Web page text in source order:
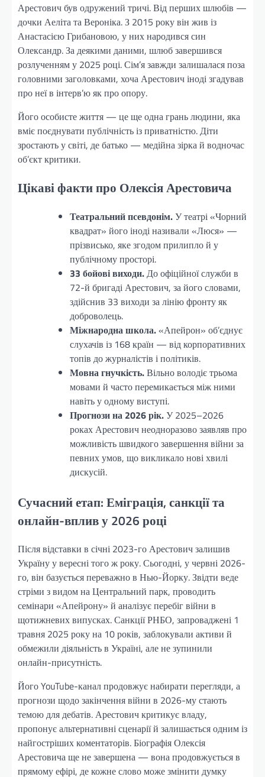
Арестович був одружений тричі. Від перших шлюбів —
дочки Аеліта та Вероніка. З 2015 року він жив із
Анастасією Грибановою, у них народився син
Олександр. За деякими даними, шлюб завершився
розлученням у 2025 році. Сім’я завжди залишалася поза
головними заголовками, хоча Арестович іноді згадував
про неї в інтерв’ю як про опору.
Його особисте життя — це ще одна грань людини, яка
вміє поєднувати публічність із приватністю. Діти
зростають у світі, де батько — медійна зірка й водночас
об’єкт критики.
Цікаві факти про Олексія Арестовича
Театральний псевдонім.У театрі «Чорний
квадрат» його іноді називали «Люся» —
прізвисько, яке згодом прилипло й у
публічному просторі.
33 бойові виходи.До офіційної служби в
72-й бригаді Арестович, за його словами,
здійснив 33 виходи за лінію фронту як
доброволець.
Міжнародна школа.«Апейрон» об’єднує
слухачів із 168 країн — від корпоративних
топів до журналістів і політиків.
Мовна гнучкість.Вільно володіє трьома
мовами й часто перемикається між ними
навіть у одному виступі.
Прогнози на 2026 рік.У 2025–2026
роках Арестович неодноразово заявляв про
можливість швидкого завершення війни за
певних умов, що викликало нові хвилі
дискусій.
Сучасний етап: Еміграція, санкції та
онлайн-вплив у 2026 році
Після відставки в січні 2023-го Арестович залишив
Україну у вересні того ж року. Сьогодні, у червні 2026-
го, він базується переважно в Нью-Йорку. Звідти веде
стріми з видом на Центральний парк, проводить
семінари «Апейрону» й аналізує перебіг війни в
щотижневих випусках. Санкції РНБО, запроваджені 1
травня 2025 року на 10 років, заблокували активи й
обмежили діяльність в Україні, але не зупинили
онлайн-присутність.
Його YouTube-канал продовжує набирати перегляди, а
прогнози щодо закінчення війни в 2026-му стають
темою для дебатів. Арестович критикує владу,
пропонує альтернативні сценарії й залишається одним із
найгостріших коментаторів. Біографія Олексія
Арестовича ще не завершена — вона продовжується в
прямому ефірі, де кожне слово може змінити думку